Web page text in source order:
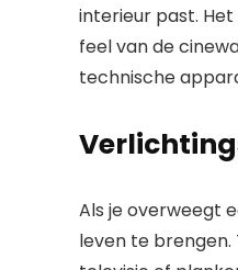
interieur past.
feel van de
technische
Als je overweegt
leven te brengen.